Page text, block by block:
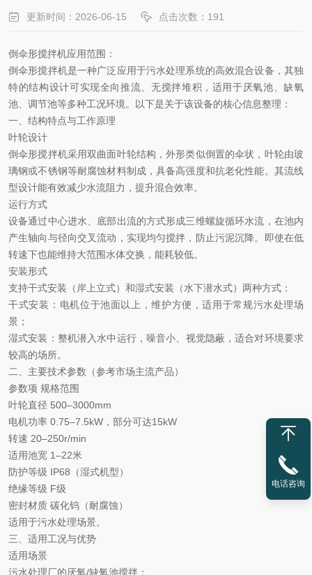
更新时间：2026-06-15 点击次数：191
倒伞形搅拌机应用范围：
倒伞形搅拌机是一种广泛应用于污水处理系统的高效混合设备，其独
特的结构设计可实现全向推流、无搅拌堆积，适用于厌氧池、缺氧
池、调节池等多种工况环境。以下是关于该设备的核心信息整理：
一、结构特点与工作原理
叶轮设计
倒伞形搅拌机采用双曲面叶轮结构，外形类似倒置的伞状，叶轮由玻
璃钢或不锈钢等耐腐蚀材料制成，具备高强度和抗老化性能。其流线
型设计能有效减少水流阻力，提升混合效率。
运行方式
设备通过中心进水、底部出流的方式形成三维螺旋循环水流，在池内
产生轴向与径向交叉流动，实现均匀搅拌，防止污泥沉降。即使在低
转速下也能维持大范围水体交换，能耗较低。
安装形式
支持干式安装（岸上立式）和湿式安装（水下潜水式）两种方式：
干式安装 ‌：电机位于池面以上，维护方便，适用于常规污水处理场
景；
湿式安装 ‌：整机潜入水中运行，噪音小、视觉隐蔽，适合对环境要求
较高的场所。
二、主要技术参数（参考市场主流产品）
参数项 规格范围
叶轮直径 500–3000mm
电机功率 0.75–7.5kW，部分可达15kW
转速 20–250r/min
适用池宽 1–22米
防护等级 IP68（湿式机型）
绝缘等级 F级
密封材质 碳化钨（耐腐蚀）
适用于污水处理场景。
三、适用工况与优势
适用场景
污水处理厂的厌氧/缺氧池搅拌；
电话咨询